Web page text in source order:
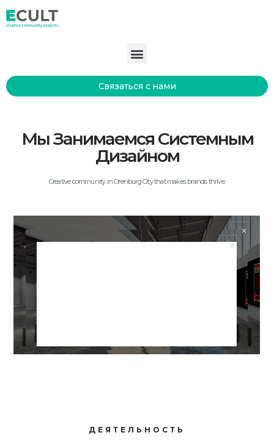
Связаться с нами
Мы Занимаемся Системным
Дизайном
Creative community in Orenburg City that makes brands thrive.
ДЕЯТЕЛЬНОСТЬ